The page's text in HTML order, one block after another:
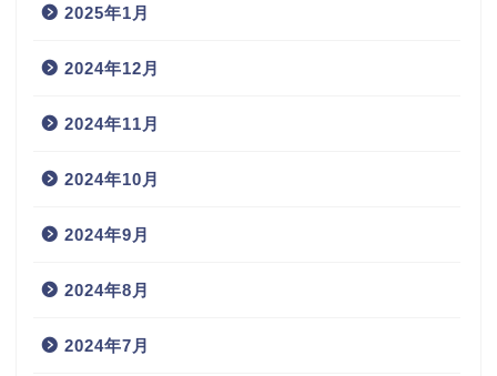
2025年1月
2024年12月
2024年11月
2024年10月
2024年9月
2024年8月
2024年7月